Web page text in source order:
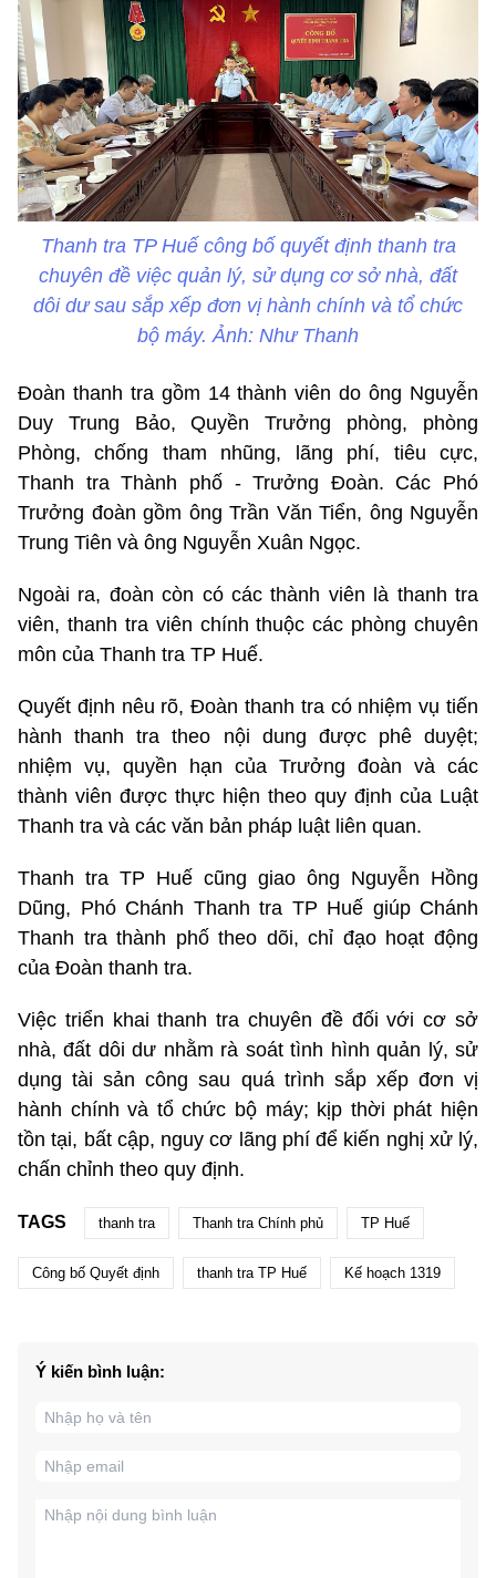
Thanh tra TP Huế công bố quyết định thanh tra
chuyên đề việc quản lý, sử dụng cơ sở nhà, đất
dôi dư sau sắp xếp đơn vị hành chính và tổ chức
bộ máy. Ảnh: Như Thanh
Đoàn thanh tra gồm 14 thành viên do ông Nguyễn
Duy Trung Bảo, Quyền Trưởng phòng, phòng
Phòng, chống tham nhũng, lãng phí, tiêu cực,
Thanh tra Thành phố - Trưởng Đoàn. Các Phó
Trưởng đoàn gồm ông Trần Văn Tiển, ông Nguyễn
Trung Tiên và ông Nguyễn Xuân Ngọc.
Ngoài ra, đoàn còn có các thành viên là thanh tra
viên, thanh tra viên chính thuộc các phòng chuyên
môn của Thanh tra TP Huế.
Quyết định nêu rõ, Đoàn thanh tra có nhiệm vụ tiến
hành thanh tra theo nội dung được phê duyệt;
nhiệm vụ, quyền hạn của Trưởng đoàn và các
thành viên được thực hiện theo quy định của Luật
Thanh tra và các văn bản pháp luật liên quan.
Thanh tra TP Huế cũng giao ông Nguyễn Hồng
Dũng, Phó Chánh Thanh tra TP Huế giúp Chánh
Thanh tra thành phố theo dõi, chỉ đạo hoạt động
của Đoàn thanh tra.
Việc triển khai thanh tra chuyên đề đối với cơ sở
nhà, đất dôi dư nhằm rà soát tình hình quản lý, sử
dụng tài sản công sau quá trình sắp xếp đơn vị
hành chính và tổ chức bộ máy; kịp thời phát hiện
tồn tại, bất cập, nguy cơ lãng phí để kiến nghị xử lý,
chấn chỉnh theo quy định.
TAGS thanh tra Thanh tra Chính phủ TP Huế
Công bố Quyết định thanh tra TP Huế Kế hoạch 1319
Ý kiến bình luận: